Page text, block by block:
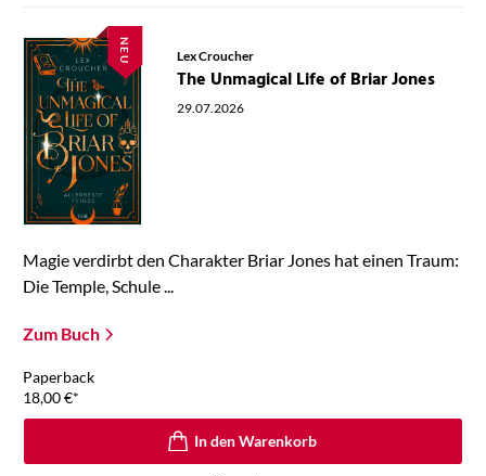
NEU Lex Croucher
The Unmagical Life of Briar Jones
29.07.2026
Magie verdirbt den Charakter Briar Jones hat einen Traum:
Die Temple, Schule ...
Zum Buch
Paperback
18,00€*
In den Warenkorb